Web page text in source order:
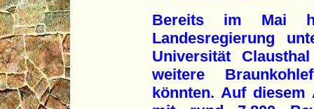
Bereits im Mai
Landesregierung
Universität
weitere
könnten. Auf